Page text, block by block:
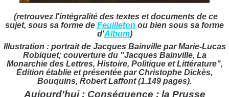
(retrouvez l'intégralité des textes et documents de ce
sujet, sous sa forme de Feuilleton ou bien sous sa forme
d'Album)
Illustration : portrait de Jacques Bainville par Marie-Lucas
Robiquet; couverture du "Jacques Bainville, La
Monarchie des Lettres, Histoire, Politique et Littérature",
Édition établie et présentée par Christophe Dickès,
Bouquins, Robert Laffont (1.149 pages).
Aujourd'hui : Conséquence : la Prusse